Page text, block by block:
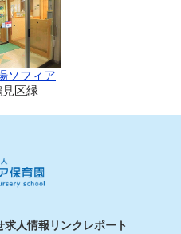
ソフィア
区緑
求人情報 リンク レポート